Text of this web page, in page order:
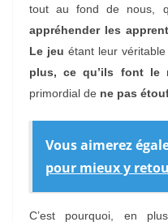
tout au fond de nous,
appréhender les
Le jeu étant leur
plus, ce qu’ils font le
primordial de ne pas
Vous aimerez
pour mieux y
C’est pourquoi, en